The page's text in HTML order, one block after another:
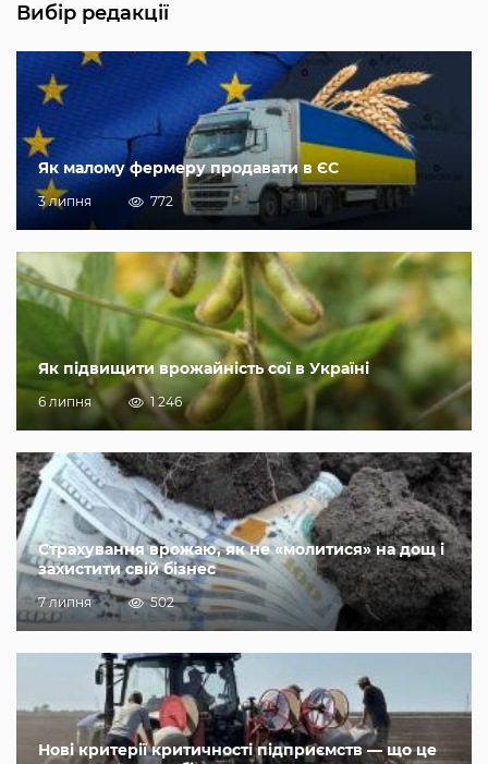
Вибір редакції
Як малому фермеру продавати в ЄС
3 липня 772
Як підвищити врожайність сої в Україні
6 липня 1 246
Страхування врожаю, як не «молитися» на дощ і
захистити свій бізнес
7 липня 502
Нові критерії критичності підприємств — що це